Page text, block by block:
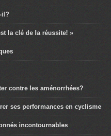
il?
la clé de la réussite! »
contre les aménorrhées?
ses performances en cyclisme
incontournables